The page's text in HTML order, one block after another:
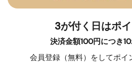
3が付く日はポ
決済金額100円につき
会員登録（無料）をしてポイ